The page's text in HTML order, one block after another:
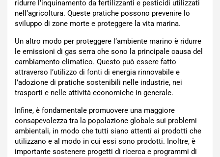
ridurre l’inquinamento da fertilizzanti e pesticidi utilizzati
nell’agricoltura. Queste pratiche possono prevenire lo
sviluppo di zone morte e proteggere la vita marina.
Un altro modo per proteggere l’ambiente marino è ridurre
le emissioni di gas serra che sono la principale causa del
cambiamento climatico. Questo può essere fatto
attraverso l’utilizzo di fonti di energia rinnovabile e
l’adozione di pratiche sostenibili nelle industrie, nei
trasporti e nelle attività economiche in generale.
Infine, è fondamentale promuovere una maggiore
consapevolezza tra la popolazione globale sui problemi
ambientali, in modo che tutti siano attenti ai prodotti che
utilizzano e al modo in cui essi sono prodotti. Inoltre, è
importante sostenere progetti di ricerca e programmi di